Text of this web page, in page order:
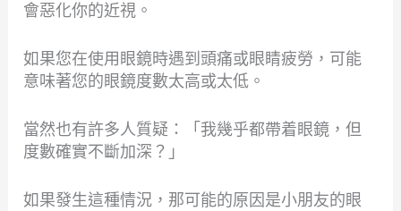
會惡化你的近視。
如果您在使用眼鏡時遇到頭痛或眼睛疲勞，可能
意味著您的眼鏡度數太高或太低。
當然也有許多人質疑：「我幾乎都帶着眼鏡，但
度數確實不斷加深？」
如果發生這種情況，那可能的原因是小朋友的眼